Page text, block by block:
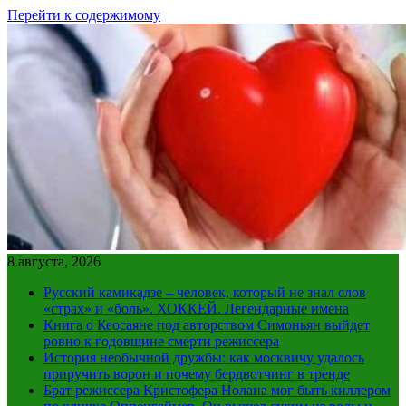
Перейти к содержимому
8 августа, 2026
Русский камикадзе – человек, который не знал слов
«страх» и «боль». ХОККЕЙ. Легендарные имена
Книга о Кеосаяне под авторством Симоньян выйдет
ровно к годовщине смерти режиссера
История необычной дружбы: как москвичу удалось
приручить ворон и почему бердвотчинг в тренде
Брат режиссера Кристофера Нолана мог быть киллером